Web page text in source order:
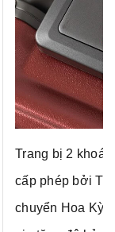
Trang bị 2 khoá
cấp phép bởi Tổ
chuyển Hoa Kỳ,